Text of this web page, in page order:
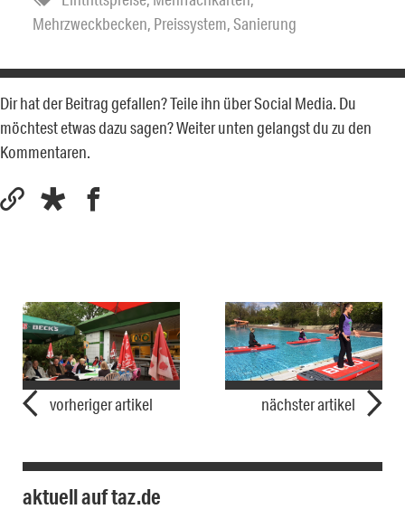
Mehrzweckbecken, Preissystem,Sanierung
Dir hat der Beitrag gefallen? Teile ihn über Social Media. Du
möchtest etwas dazu sagen? Weiter unten gelangst du zu den
Kommentaren.
vorheriger artikel nächster artikel
aktuell auf taz.de